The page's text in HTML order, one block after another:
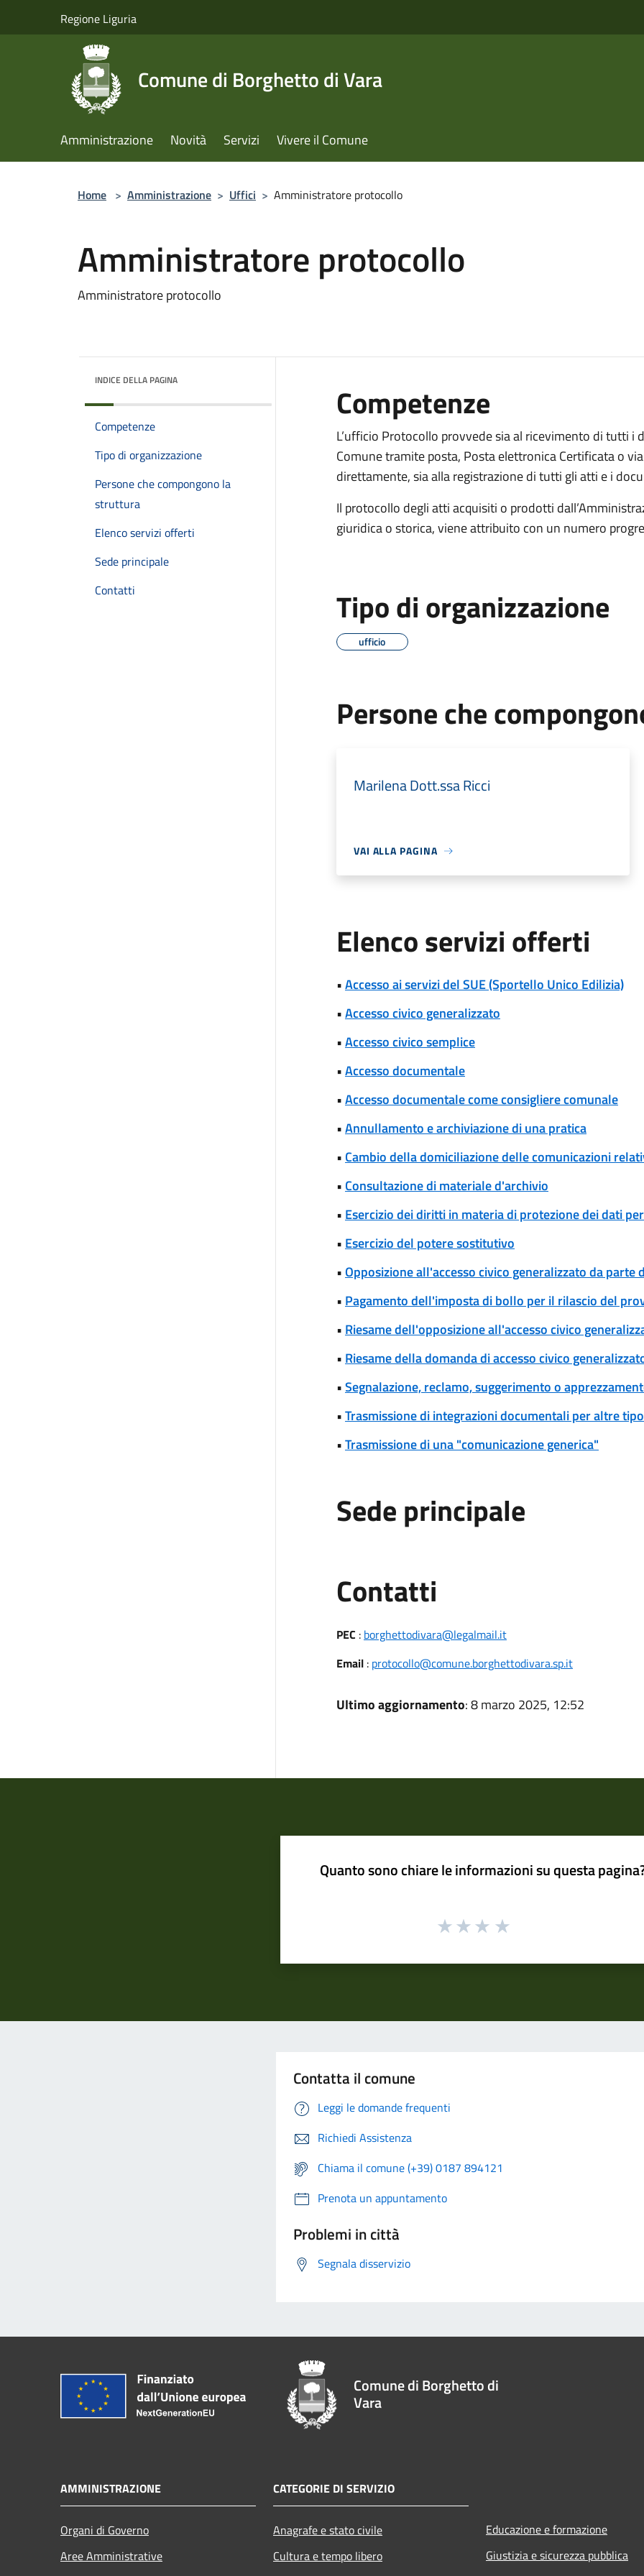
Regione Liguria
Comune di Borghetto di Vara
Amministrazione Novità Servizi Vivere il Comune
Home > Amministrazione > Uffici > Amministratore protocollo
Amministratore protocollo
Amministratore protocollo
INDICE DELLA PAGINA
Competenze
Tipo di organizzazione
Persone che compongono la
struttura
Elenco servizi offerti
Sede principale
Contatti
Competenze
L’ufficio Protocollo provvede sia al ricevimento di tutti
Comune tramite posta, Posta elettronica Certificata o
direttamente, sia alla registrazione di tutti gli atti e i
Il protocollo degli atti acquisiti o prodotti
giuridica o storica, viene attribuito con un numero
Tipo di organizzazione
ufficio
Persone che
Marilena Dott.ssa Ricci
VAI ALLA PAGINA
Elenco servizi offerti
•Accesso ai servizi del SUE (Sportello Unico Edilizia)
•Accesso civico generalizzato
•Accesso civico semplice
•Accesso documentale
•Accesso documentale come consigliere comunale
•Annullamento e archiviazione di una pratica
• Cambio della domiciliazione delle comunicazioni
• Consultazione di materiale d'archivio
• Esercizio dei diritti in materia di protezione dei dati
• Esercizio del potere sostitutivo
•Opposizione all'accesso civico generalizzato da parte
• Pagamento dell'imposta di bollo per il rilascio del
• Riesame dell'opposizione all'accesso civico
• Riesame della domanda di accesso civico
•Segnalazione, reclamo, suggerimento o
•Trasmissione di integrazioni documentali per altre
•Trasmissione di una "comunicazione generica"
Sede principale
Contatti
PEC : borghettodivara@legalmail.it
Email: protocollo@comune.borghettodivara.sp.it
Ultimo aggiornamento: 8 marzo 2025, 12:52
Quanto sono chiare le informazioni su questa
Contatta il comune
Leggi le domande frequenti
Richiedi Assistenza
Chiama il comune (+39) 0187 894121
Prenota un appuntamento
Problemi in città
Segnala disservizio
Comune di Borghetto di
Vara
AMMINISTRAZIONE
Organi di Governo
Aree Amministrative
CATEGORIE DI SERVIZIO
Anagrafe e stato civile
Cultura e tempo libero
Educazione e formazione
Giustizia e sicurezza pubblica